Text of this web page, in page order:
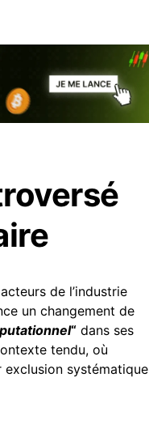
de l’industrie
un changement de
“ dans ses
tendu, où
exclusion systématique